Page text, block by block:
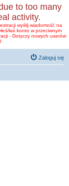
to too many
activity.
wyślij wiadomość na
łaś konto w przeciwnym
- Dotyczy nowych userów
Zaloguj się